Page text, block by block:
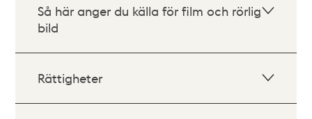
Så här anger du källa för film och rörlig
bild
Rättigheter